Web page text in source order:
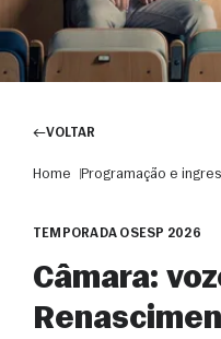
VOLTAR
Home Programação e
TEMPORADA OSESP 2026
Câmara: